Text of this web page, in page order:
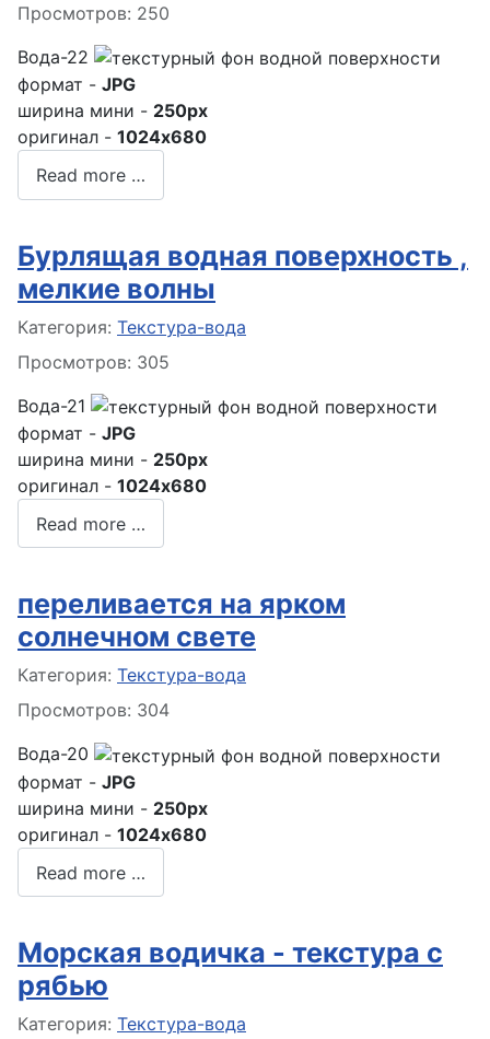
Просмотров: 250
Вода-22
формат - JPG
ширина мини - 250px
оригинал - 1024x680
Read more …
Бурлящая водная поверхность ,
мелкие волны
Информация о материале
Категория: Текстура-вода
Просмотров: 305
Вода-21
формат - JPG
ширина мини - 250px
оригинал - 1024x680
Read more …
переливается на ярком
солнечном свете
Информация о материале
Категория: Текстура-вода
Просмотров: 304
Вода-20
формат - JPG
ширина мини - 250px
оригинал - 1024x680
Read more …
Морская водичка - текстура с
рябью
Информация о материале
Категория: Текстура-вода